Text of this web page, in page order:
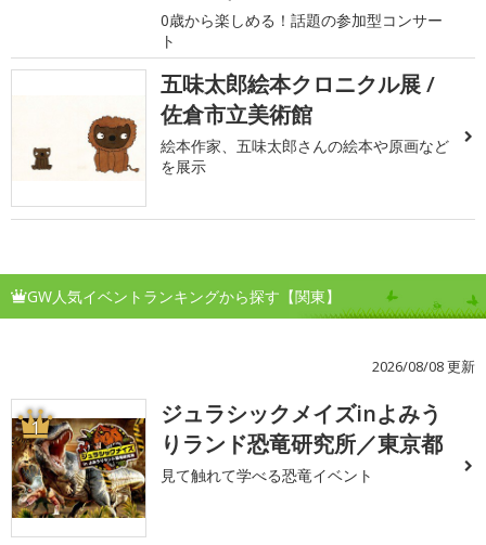
0歳から楽しめる！話題の参加型コンサー
ト
五味太郎絵本クロニクル展 /
佐倉市立美術館
絵本作家、五味太郎さんの絵本や原画など
を展示
GW人気イベントランキングから探す【関東】
2026/08/08 更新
1
ジュラシックメイズinよみう
りランド恐竜研究所／東京都
見て触れて学べる恐竜イベント